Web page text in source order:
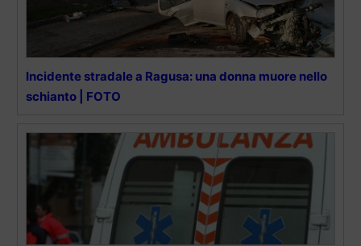
Incidente stradale a Ragusa: una donna muore nello
schianto | FOTO